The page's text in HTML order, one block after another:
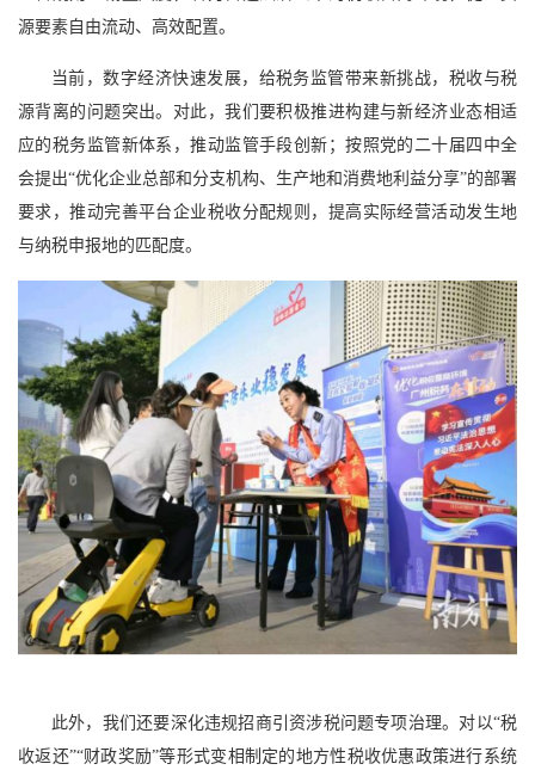
源要素自由流动、高效配置。
当前，数字经济快速发展，给税务监管带来新挑战，税收与税
源背离的问题突出。对此，我们要积极推进构建与新经济业态相适
应的税务监管新体系，推动监管手段创新；按照党的二十届四中全
会提出“优化企业总部和分支机构、生产地和消费地利益分享”的部署
要求，推动完善平台企业税收分配规则，提高实际经营活动发生地
与纳税申报地的匹配度。
此外，我们还要深化违规招商引资涉税问题专项治理。对以“税
收返还”“财政奖励”等形式变相制定的地方性税收优惠政策进行系统